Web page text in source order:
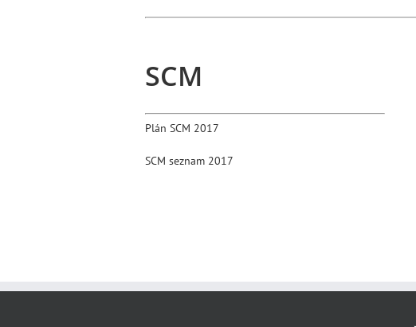
SCM
Plán SCM 2017
SCM seznam 2017